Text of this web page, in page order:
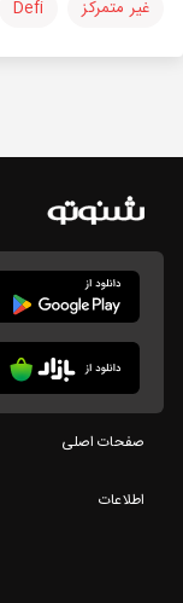
غیر متمرکز Defi
صفحات اصلی
اطلاعات